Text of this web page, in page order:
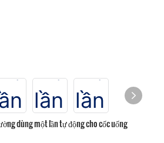
dùng một lần tự động cho cốc uống